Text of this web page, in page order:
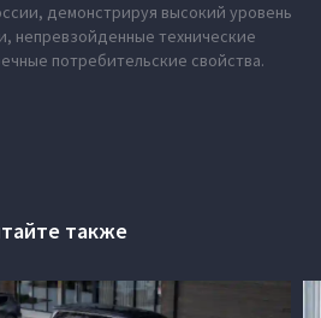
демонстрируя высокий уровень
непревзойденные технические
потребительские свойства.
также